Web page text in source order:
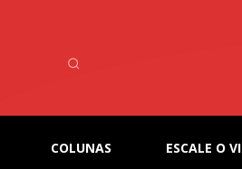
COLUNAS ESCALE O